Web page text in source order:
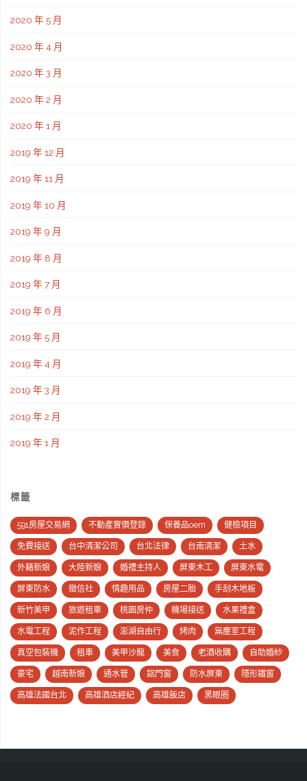
2020 年 5 月
2020 年 4 月
2020 年 3 月
2020 年 2 月
2020 年 1 月
2019 年 12 月
2019 年 11 月
2019 年 10 月
2019 年 9 月
2019 年 8 月
2019 年 7 月
2019 年 6 月
2019 年 5 月
2019 年 4 月
2019 年 3 月
2019 年 2 月
2019 年 1 月
標籤
591房屋交易網 不動產實價登錄 保養品oem 健檢項目
免費接送 台中清潔公司 台北法律 台南清潔 土水
外籍新娘 大陸新娘 婚禮主持人 屏東木工 屏東水電
屏東防水 徵信社 情趣用品 房屋二胎 手刮木地板
新竹美甲 旅遊租車 桃園房仲 機場接送 水果禮盒
水電工程 泥作工程 澎湖自由行 烤肉 無塵室工程
真空包裝機 租車 美甲沙龍 美食 老酒收購 自助婚紗
豪宅 越南新娘 通水管 鋁門窗 防水屏東 隱形鐵窗
高雄法國台北 高雄酒店經紀 高雄飯店 黑眼圈